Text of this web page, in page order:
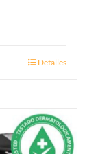
Detalles